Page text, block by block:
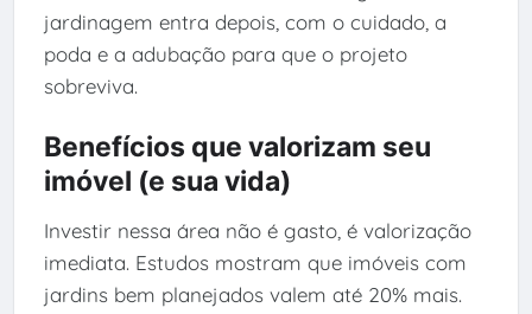
jardinagem entra depois, com o cuidado, a
poda e a adubação para que o projeto
sobreviva.
Benefícios que valorizam seu
imóvel (e sua vida)
Investir nessa área não é gasto, é valorização
imediata. Estudos mostram que imóveis com
jardins bem planejados valem até 20% mais.